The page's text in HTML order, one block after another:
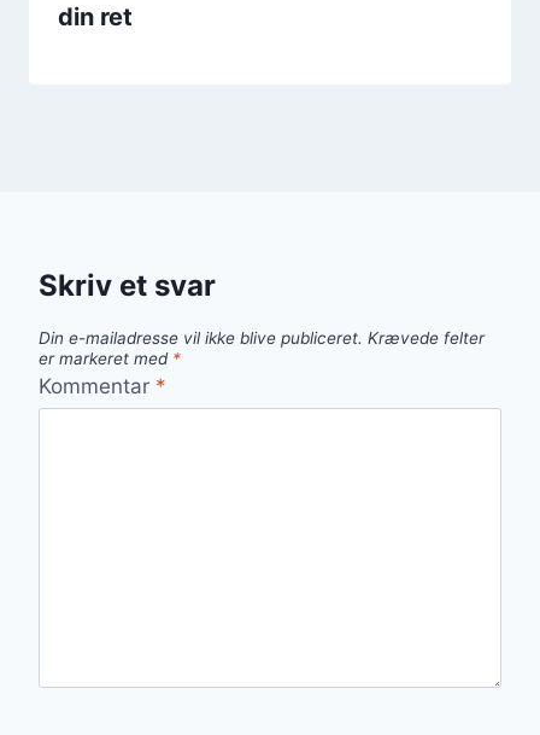
din ret
Skriv et svar
Din e-mailadresse vil ikke blive publiceret. Krævede felter
er markeret med *
Kommentar *